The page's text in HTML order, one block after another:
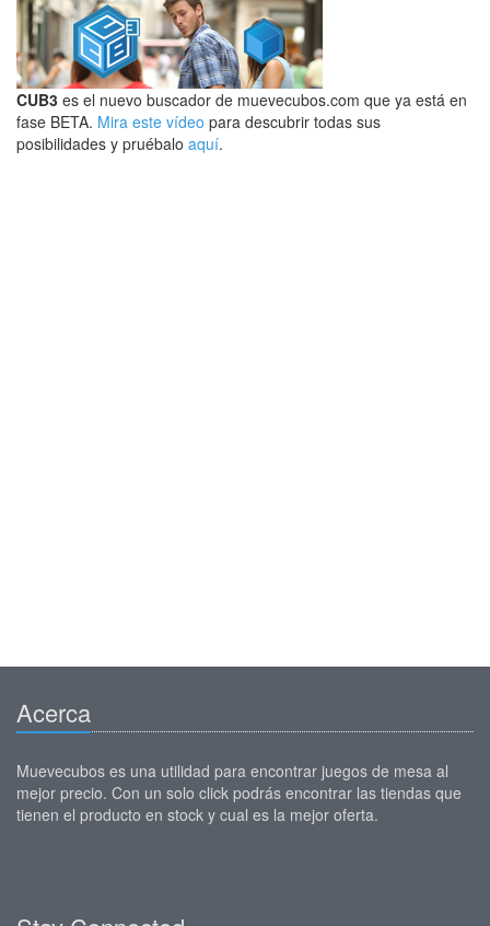
CUB3 es el nuevo buscador de muevecubos.com que ya está en
fase BETA. Mira este vídeo para descubrir todas sus
posibilidades y pruébalo aquí.
Acerca
Muevecubos es una utilidad para encontrar juegos de mesa al
mejor precio. Con un solo click podrás encontrar las tiendas que
tienen el producto en stock y cual es la mejor oferta.